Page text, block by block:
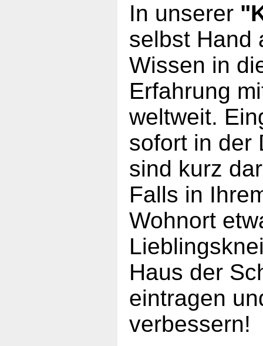
In unserer
selbst Hand
Wissen in
Erfahrung
weltweit.
sofort in der
sind kurz
Falls in
Wohnort
Haus der
eintragen
verbessern!